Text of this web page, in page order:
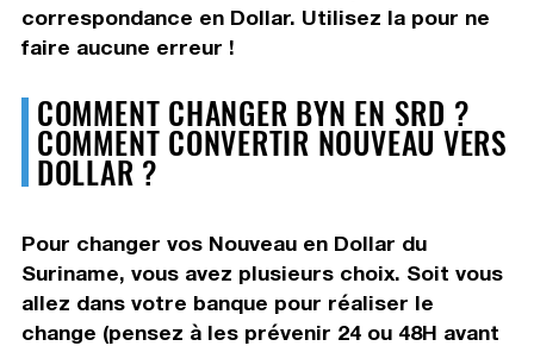
correspondance en Dollar. Utilisez la pour ne
faire aucune erreur !
COMMENT CHANGER BYN EN SRD ?
COMMENT CONVERTIR NOUVEAU VERS
DOLLAR ?
Pour changer vos Nouveau en Dollar du
Suriname, vous avez plusieurs choix. Soit vous
allez dans votre banque pour réaliser le
change (pensez à les prévenir 24 ou 48H avant